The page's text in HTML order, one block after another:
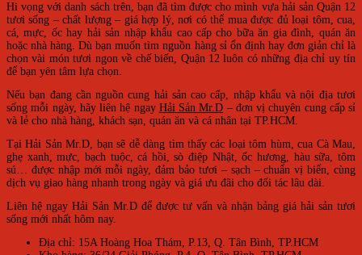
Hi vọng với danh sách trên, bạn đã tìm được cho mình vựa hải sản Quận 12
tươi sống – chất lượng – giá hợp lý, nơi có thể mua được đủ loại tôm, cua,
cá, mực, ốc hay hải sản nhập khẩu cao cấp cho bữa ăn gia đình, quán ăn
hoặc nhà hàng. Dù bạn muốn tìm nguồn hàng sỉ ổn định hay đơn giản chỉ là
chọn vài món tươi ngon về chế biến, Quận 12 luôn có những địa chỉ uy tín
để bạn yên tâm lựa chọn.
Nếu bạn đang cần nguồn cung hải sản cao cấp, nhập khẩu và nội địa tươi
sống mỗi ngày, hãy liên hệ ngay Hải Sản Mr.D – đơn vị chuyên cung cấp sỉ
và lẻ cho nhà hàng, khách sạn, quán ăn và cá nhân tại TP.HCM.
Tại Hải Sản Mr.D, bạn sẽ dễ dàng tìm thấy các loại tôm hùm, cua Cà Mau,
ghẹ xanh, mực, bạch tuộc, cá hồi, sò điệp Nhật, ốc hương, hàu sữa, tôm
sú… được nhập mới mỗi ngày, đảm bảo tươi – sạch – chuẩn vị biển, cùng
dịch vụ giao hàng nhanh trong ngày và giá ưu đãi cho đối tác lâu dài.
Liên hệ ngay Hải Sản Mr.D để được tư vấn và nhận bảng giá hải sản tươi
sống mới nhất hôm nay.
Địa chỉ: 15A Hoàng Hoa Thám, P.13, Q. Tân Bình, TP.HCM